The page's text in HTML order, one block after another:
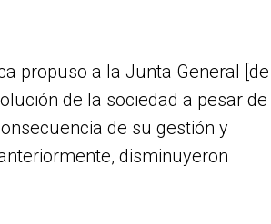
propuso a la Junta General [de
de la sociedad a pesar de
de su gestión y
disminuyeron